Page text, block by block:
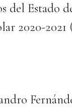
del Estado
2020-2021